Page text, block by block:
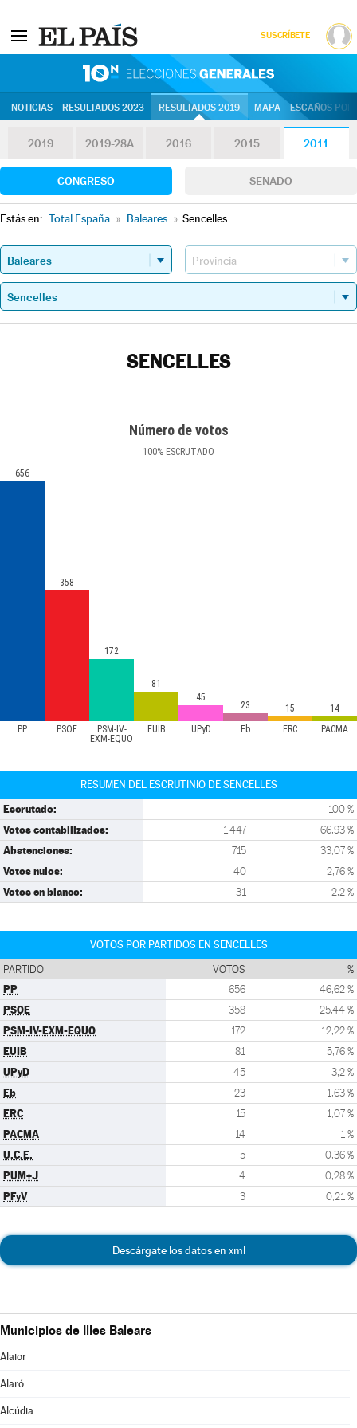
SUSCRÍBETE
NOTICIAS RESULTADOS 2023 RESULTADOS 2019 MAPA ESCAÑOS
2019 2019-28A 2016 2015 2011
CONGRESO SENADO
Estás en: Total España » Baleares » Sencelles
SENCELLES
Número de votos
100% ESCRUTADO
PP PSOE
PSM-IV-
EXM-EQUO
EUIB UPyD Eb ERC PACMA
656
358
172
81
45
23 15 14
RESUMEN DEL ESCRUTINIO DE SENCELLES
Escrutado: 100 %
Votos contabilizados: 1.447 66,93 %
Abstenciones: 715 33,07 %
Votos nulos: 40 2,76 %
Votos en blanco: 31 2,2 %
VOTOS POR PARTIDOS EN SENCELLES
PARTIDO VOTOS %
PP 656 46,62 %
PSOE 358 25,44 %
PSM-IV-EXM-EQUO 172 12,22 %
EUIB 81 5,76 %
UPyD 45 3,2 %
Eb 23 1,63 %
ERC 15 1,07 %
PACMA 14 1 %
U.C.E. 5 0,36 %
PUM+J 4 0,28 %
PFyV 3 0,21 %
Descárgate los datos en xml
Municipios de Illes Balears
Alaior
Alaró
Alcúdia